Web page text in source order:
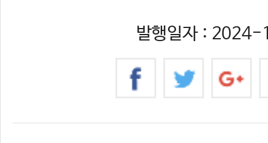
발행일자 :